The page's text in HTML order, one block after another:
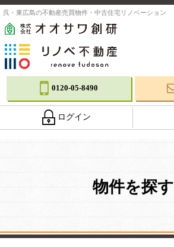
呉・東広島の不動産売買物件・中古住宅リノベーション
0120-05-8490
ログイン
物件を探す